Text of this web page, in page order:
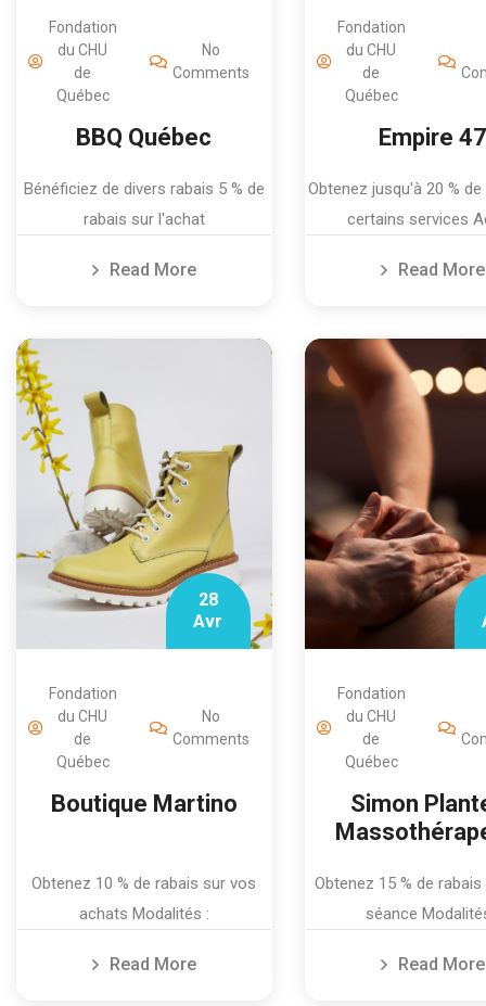
Fondation
du CHU
de
Québec
No
Comments
BBQ Québec
Bénéficiez de divers rabais 5 % de
rabais sur l'achat
Read More
Fondation
du CHU
de
Québec
Empire 47
Obtenez jusqu'à 20 %
certains services
Read More
28
Avr
Fondation
du CHU
de
Québec
No
Comments
Boutique Martino
Obtenez 10 % de rabais sur vos
achats Modalités :
Read More
Fondation
du CHU
de
Québec
Simon
Obtenez 15 % de
séance
Read More